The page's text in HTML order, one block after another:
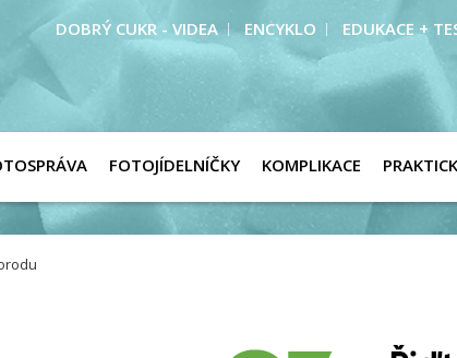
DOBRÝ CUKR - VIDEA ENCYKLO EDUKACE +
FOTOJÍDELNÍČKY KOMPLIKACE